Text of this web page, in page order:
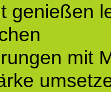
genießen
mit